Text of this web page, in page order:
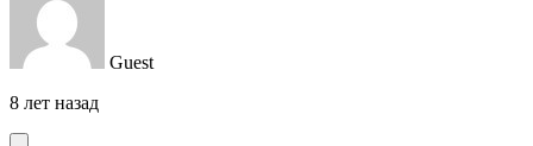
Guest
8 лет назад